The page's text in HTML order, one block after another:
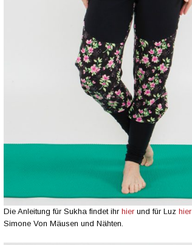
Die Anleitung für Sukha findet ihr hier und für Luz hier
Simone Von Mäusen und Nähten.